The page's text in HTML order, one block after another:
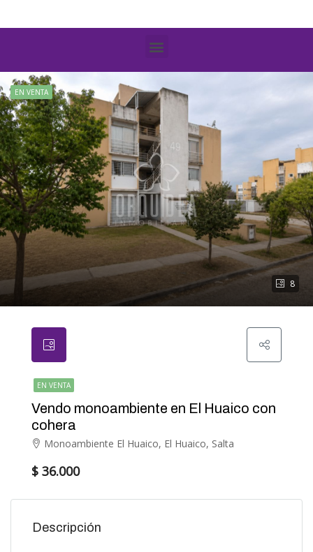
8
EN VENTA
EN VENTA
Vendo monoambiente en El Huaico con
cohera
Monoambiente El Huaico, El Huaico, Salta
$ 36.000
Descripción